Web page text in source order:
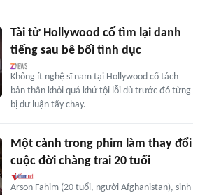
Tài tử Hollywood cố tìm lại danh
tiếng sau bê bối tình dục
Không ít nghệ sĩ nam tại Hollywood cố tách
bản thân khỏi quá khứ tội lỗi dù trước đó từng
bị dư luận tẩy chay.
Một cảnh trong phim làm thay đổi
cuộc đời chàng trai 20 tuổi
Arson Fahim (20 tuổi, người Afghanistan), sinh